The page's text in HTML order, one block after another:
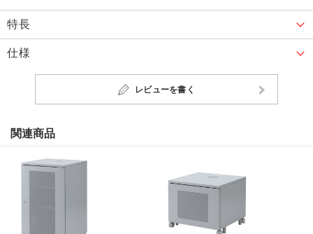
特長
仕様
レビューを書く
関連商品